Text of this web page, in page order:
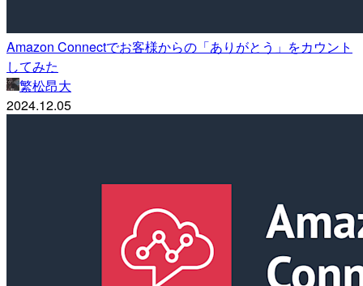
Amazon Connectでお客様からの「ありがとう」をカウント
してみた
繁松昂大
2024.12.05